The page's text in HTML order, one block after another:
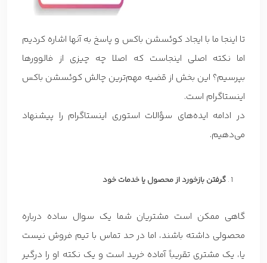
تا اینجا ما با ایجاد کوئسشن باکس و پاسخ به آنها اشاره کردیم
اما نکته اصلی اینجاست که اصلا چه چیزی از فالوورها
بپرسیم؟ این بخش از قضیه مهم‌ترین چالش کوئسشن باکس
اینستاگرام است.
در ادامه ایده‌های سؤالات استوری اینستاگرام را پیشنهاد
می‌دهیم.
گرفتن بازخورد از محصول یا خدمات خود
گاهی ممکن است مشتریان شما یک سوال ساده درباره
محصولی داشته باشند، اما در حد تماس با تیم فروش نیست
یا، یک مشتری تقریباً آماده خرید است و یک نکته او را درگیر